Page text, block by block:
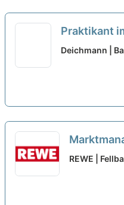
Praktikant
Murrhardt
Deichmann |
neu
REWE |